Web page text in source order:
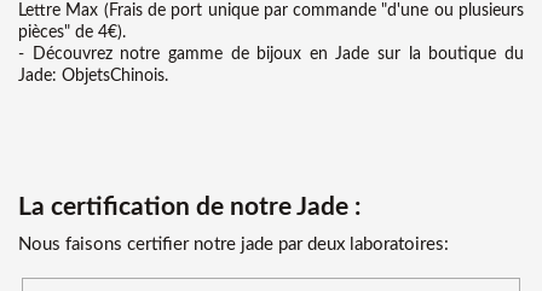
Lettre Max (Frais de port unique par commande "d'une ou plusieurs
pièces" de 4€).
- Découvrez notre gamme de bijoux en Jade sur la boutique du
Jade: ObjetsChinois.
La certification de notre Jade :
Nous faisons certifier notre jade par deux laboratoires: